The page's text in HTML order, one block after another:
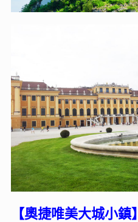
【奧捷唯美大城小鎮】